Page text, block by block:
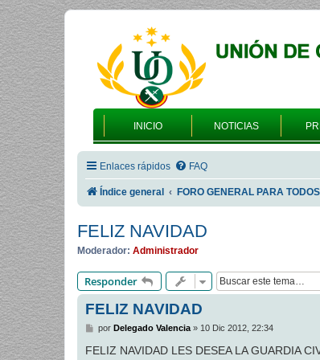
INICIO NOTICIAS
Enlaces rápidos FAQ
Índice general FORO GENERAL PARA
FELIZ NAVIDAD
Moderador: Administrador
Responder
FELIZ NAVIDAD
M
n
por Delegado Valencia» 10 Dic 2012, 22:34
FELIZ NAVIDAD LES DESEA LA GUARDIA